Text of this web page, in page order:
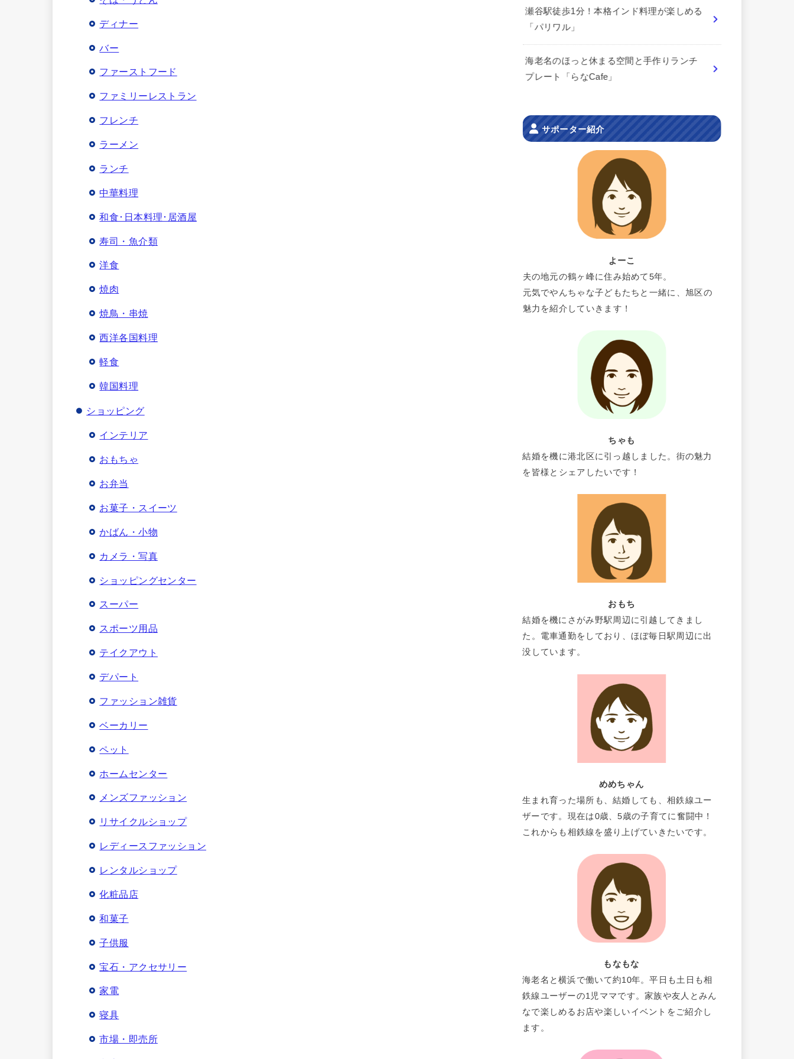
ディナー
バー
ファーストフード
ファミリーレストラン
フレンチ
ラーメン
ランチ
中華料理
和食･日本料理･居酒屋
寿司・魚介類
洋食
焼肉
焼鳥・串焼
西洋各国料理
軽食
韓国料理
ショッピング
インテリア
おもちゃ
お弁当
お菓子・スイーツ
かばん・小物
カメラ・写真
ショッピングセンター
スーパー
スポーツ用品
テイクアウト
デパート
ファッション雑貨
ベーカリー
ペット
ホームセンター
メンズファッション
リサイクルショップ
レディースファッション
レンタルショップ
化粧品店
和菓子
子供服
宝石・アクセサリー
家電
寝具
市場・即売所
瀬谷駅徒歩1分！本格インド料理が楽しめる
「パリワル」
海老名のほっと休まる空間と手作りランチ
プレート「らなCafe」
サポーター紹介
よーこ
夫の地元の鶴ヶ峰に住み始めて5年。
元気でやんちゃな子どもたちと一緒に、旭区の
魅力を紹介していきます！
ちゃも
結婚を機に港北区に引っ越しました。街の魅力
を皆様とシェアしたいです！
おもち
結婚を機にさがみ野駅周辺に引越してきまし
た。電車通勤をしており、ほぼ毎日駅周辺に出
没しています。
めめちゃん
生まれ育った場所も、結婚しても、相鉄線ユー
ザーです。現在は0歳、5歳の子育てに奮闘中！
これからも相鉄線を盛り上げていきたいです。
もなもな
海老名と横浜で働いて約10年。平日も土日も相
鉄線ユーザーの1児ママです。家族や友人とみん
なで楽しめるお店や楽しいイベントをご紹介し
ます。